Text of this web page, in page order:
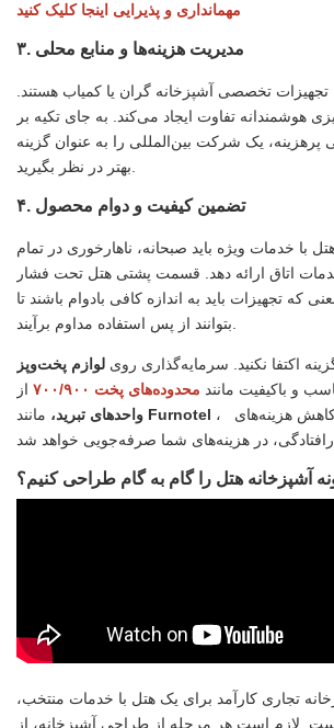
مهمانداری و پذیرایی اینجا کلیک کنید
۳. مدیریت هزینه‌ها و منابع محلی
تخصصی آشپزخانه گران یا کمیاب هستند.
هوشمندانه تفاوت ایجاد می‌کند. به جای تکیه بر
پرهزینه، یک شرکت بین‌المللی را به عنوان گزینه
بهتر در نظر بگیرید.
۴. تضمین کیفیت و دوام محصول
با خدمات ویژه باید صبحانه، ناهارخوری در تمام
اتاق ارائه دهد. قسمت پشتی هتل تحت فشار
که تجهیزات باید به اندازه کافی بادوام باشند تا
بتوانند از پس استفاده مداوم برآیند.
اکتفا نکنید. سرمایه‌گذاری روی لوازم پخت‌وپز
و باکیفیت مانند محدوده‌های پخت ۷۰۰/۹۰۰
واحدهای تبرید، Furnotel ،
آشپزخانه هتل را گام به گام طراحی کنیم؟
تجاری کارآمد برای یک هتل با خدمات منتخب،
است. لازم است هر مرحله از طراحی آشپزخانه، از